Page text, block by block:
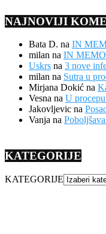
NAJNOVIJI
Bata D. na IN
milan na IN
Uskrs na 3 nove
milan na Sutra u
Mirjana Dokić na
Vesna na U
Jakovljevic na
Vanja na
KATEGORIJE
KATEGORIJE